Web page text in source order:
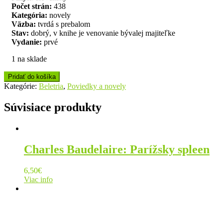
Počet strán: 438
Kategória: novely
Väzba: tvrdá s prebalom
Stav: dobrý, v knihe je venovanie bývalej majiteľke
Vydanie: prvé
1 na sklade
Pridať do košíka
Kategórie: Beletria, Poviedky a novely
Súvisiace produkty
Charles Baudelaire: Parížsky spleen
6,50€
Viac info